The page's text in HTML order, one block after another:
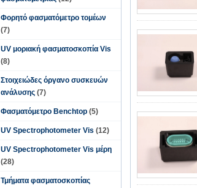
Φορητό φασματόμετρο τομέων
(7)
UV μοριακή φασματοσκοπία Vis
(8)
Στοιχειώδες όργανο συσκευών
ανάλυσης (7)
Φασματόμετρο Benchtop (5)
UV Spectrophotometer Vis (12)
UV Spectrophotometer Vis μέρη
(28)
Τμήματα φασματοσκοπίας